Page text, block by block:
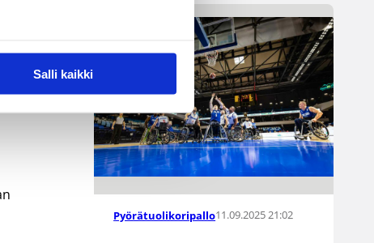
Salli kaikki
Pyörätuolikoripallo11.09.2025 21:02